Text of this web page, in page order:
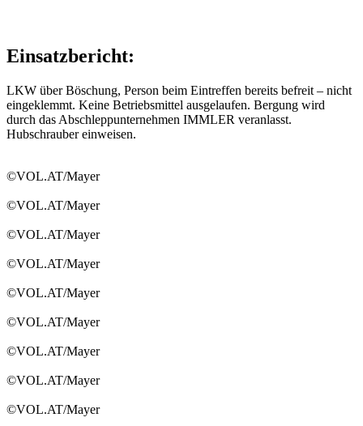
Einsatzbericht:
LKW über Böschung, Person beim Eintreffen bereits befreit – nicht
eingeklemmt. Keine Betriebsmittel ausgelaufen. Bergung wird
durch das Abschleppunternehmen IMMLER veranlasst.
Hubschrauber einweisen.
©VOL.AT/Mayer
©VOL.AT/Mayer
©VOL.AT/Mayer
©VOL.AT/Mayer
©VOL.AT/Mayer
©VOL.AT/Mayer
©VOL.AT/Mayer
©VOL.AT/Mayer
©VOL.AT/Mayer